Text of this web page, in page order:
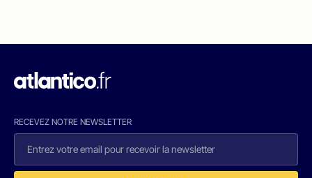
RECEVEZ NOTRE NEWSLETTER